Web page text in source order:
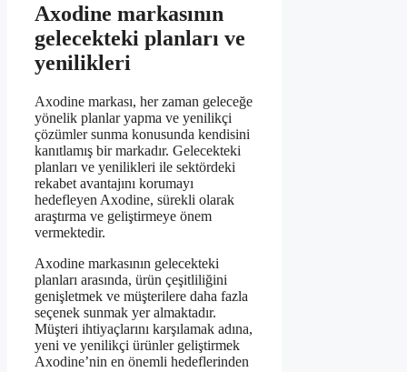
Axodine markasının
gelecekteki planları ve
yenilikleri
Axodine markası, her zaman geleceğe
yönelik planlar yapma ve yenilikçi
çözümler sunma konusunda kendisini
kanıtlamış bir markadır. Gelecekteki
planları ve yenilikleri ile sektördeki
rekabet avantajını korumayı
hedefleyen Axodine, sürekli olarak
araştırma ve geliştirmeye önem
vermektedir.
Axodine markasının gelecekteki
planları arasında, ürün çeşitliliğini
genişletmek ve müşterilere daha fazla
seçenek sunmak yer almaktadır.
Müşteri ihtiyaçlarını karşılamak adına,
yeni ve yenilikçi ürünler geliştirmek
Axodine’nin en önemli hedeflerinden